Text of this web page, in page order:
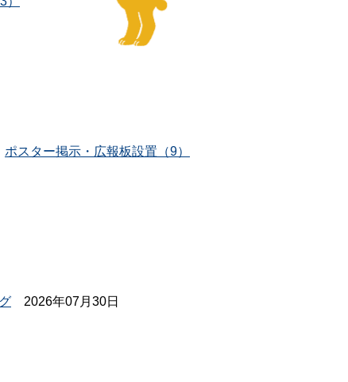
ポスター掲示・広報板設置（9）
2026年07月30日